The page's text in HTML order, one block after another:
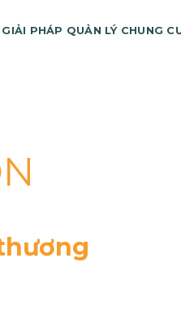
GIẢI PHÁP QUẢN LÝ CHUNG
hàng